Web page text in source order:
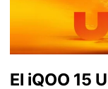
El iQOO 15